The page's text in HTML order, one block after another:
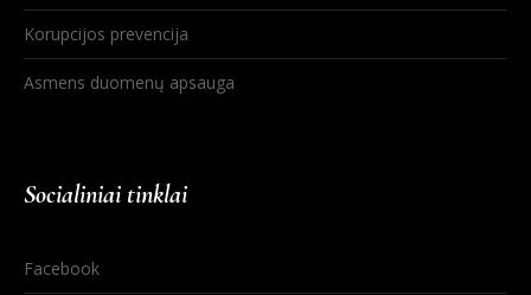
Korupcijos prevencija
Asmens duomenų apsauga
Socialiniai tinklai
Facebook